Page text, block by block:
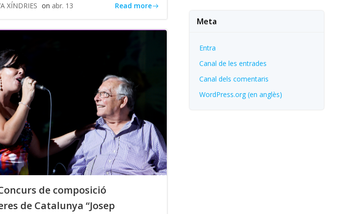
XÍNDRIES on abr. 13 Read more
de composició
de Catalunya “Josep
Meta
Entra
Canal de les entrades
Canal dels comentaris
WordPress.org (en anglès)